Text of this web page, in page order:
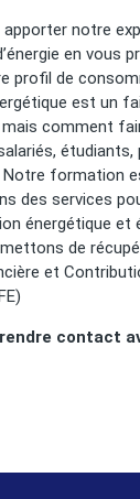
apporter notre
en vous
profil de
est un
comment
formation
des services
énergétique et
de
et
contact